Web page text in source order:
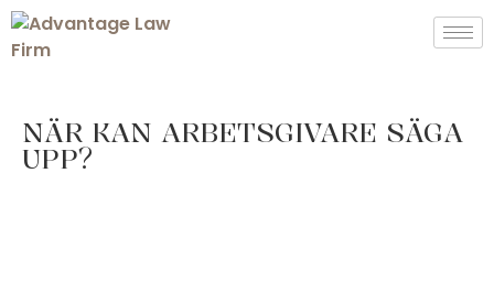
NÄR KAN ARBETSGIVARE SÄGA
UPP?